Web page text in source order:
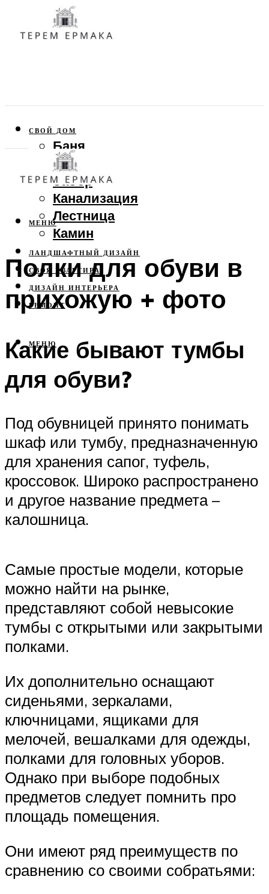
СВОЙ ДОМ
Баня
Веранда
Забор
Канализация
Лестница
Камин
ЛАНДШАФТНЫЙ ДИЗАЙН
СВОЯ КВАРТИРА
ДИЗАЙН ИНТЕРЬЕРА
РЕМОНТ
МЕНЮ
МЕНЮ
Полки для обуви в
прихожую + фото
Какие бывают тумбы
для обуви?
Под обувницей принято понимать
шкаф или тумбу, предназначенную
для хранения сапог, туфель,
кроссовок. Широко распространено
и другое название предмета –
калошница.
Самые простые модели, которые
можно найти на рынке,
представляют собой невысокие
тумбы с открытыми или закрытыми
полками.
Их дополнительно оснащают
сиденьями, зеркалами,
ключницами, ящиками для
мелочей, вешалками для одежды,
полками для головных уборов.
Однако при выборе подобных
предметов следует помнить про
площадь помещения.
Они имеют ряд преимуществ по
сравнению со своими собратьями: